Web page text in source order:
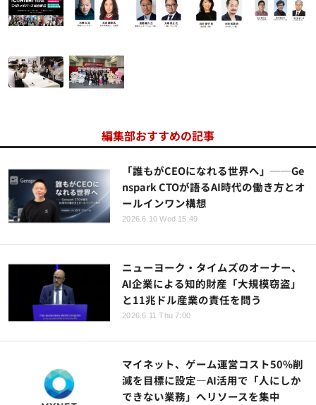
編集部おすすめの記事
「誰もがCEOになれる世界へ」──Ge
nspark CTOが語るAI時代の働き方とオ
ールインワン構想
2026.6.10 Wed 15:49
ニューヨーク・タイムズのオーナー、
AI企業による知的財産「大規模窃盗」
と11兆ドル産業の責任を問う
2026.6.11 Thu 7:00
マイネット、ゲーム運営コスト50%削
減を目標に設定—AI活用で「人にしか
できない業務」へリソースを集中